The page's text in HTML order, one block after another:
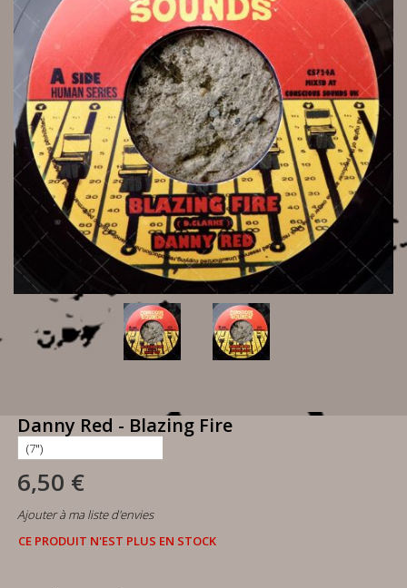
Danny Red - Blazing Fire
6,50 €
Ajouter à ma liste d'envies
CE PRODUIT N'EST PLUS EN STOCK